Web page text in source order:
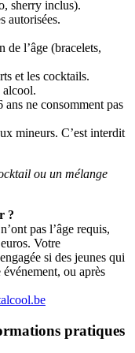
sherry inclus).
autorisées.
de l’âge (bracelets,
et les cocktails.
alcool.
ans ne consomment pas
mineurs. C’est interdit
ou un mélange
?
pas l’âge requis,
Votre
si des jeunes qui
ou après
pratiques